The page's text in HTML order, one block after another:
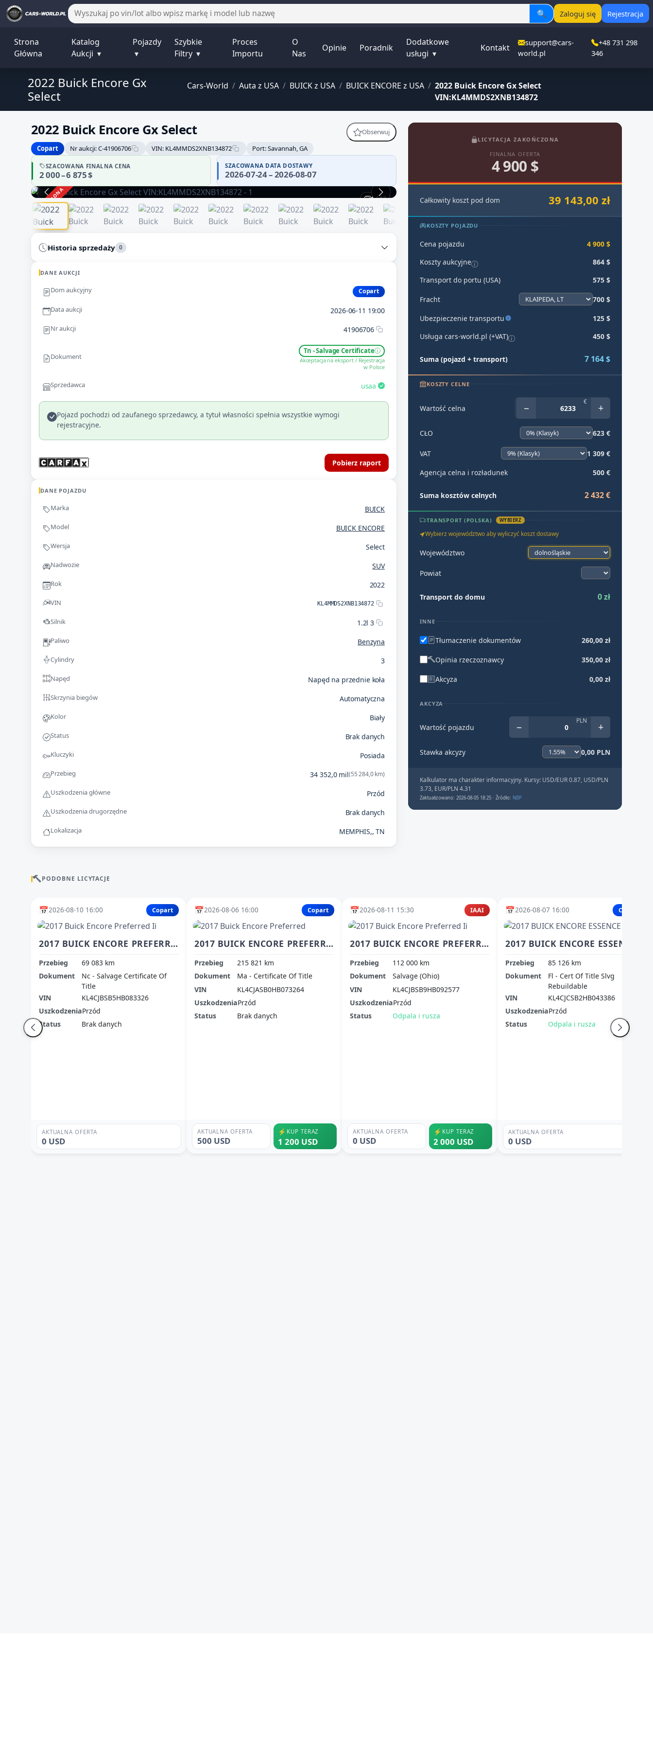
🔍 Zaloguj się Rejestracja
Strona
Główna
Katalog
Aukcji ▾
Pojazdy
▾
Szybkie
Filtry ▾
Proces
Importu
O
Nas
Opinie Poradnik
Dodatkowe
usługi ▾
Kontakt
support@cars-
world.pl
+48 731 298
346
Cars-World / Auta z USA / BUICK z USA / BUICK ENCORE z USA / 2022 Buick Encore Gx Select
VIN:KL4MMDS2XNB134872
2022 Buick Encore Gx
Select
2022 Buick Encore Gx Select
Obserwuj
Copart
Nr aukcji: C-41906706 VIN: KL4MMDS2XNB134872 Port: Savannah, GA
SZACOWANA FINALNA CENA
2 000 – 6 875 $
SZACOWANA DATA DOSTAWY
2026-07-24 – 2026-08-07
ZAKOŃCZONA 1 / 13
Historia sprzedaży 0
DANE AUKCJI
Dom aukcyjny Copart
Data aukcji 2026-06-11 19:00
Nr aukcji 41906706
Dokument
Tn - Salvage Certificate
Akceptacja na eksport / Rejestracja
w Polsce
Sprzedawca usaa
Pojazd pochodzi od zaufanego sprzedawcy, a tytuł własności spełnia wszystkie wymogi
rejestracyjne.
Pobierz raport
DANE POJAZDU
Marka BUICK
Model BUICK ENCORE
Wersja Select
Nadwozie SUV
Rok 2022
VIN KL4MMDS2XNB134872
Silnik 1.2l 3
Paliwo Benzyna
Cylindry 3
Napęd Napęd na przednie koła
Skrzynia biegów Automatyczna
Kolor Biały
Status Brak danych
Kluczyki Posiada
Przebieg 34 352,0 mil(55 284,0 km)
Uszkodzenia główne Przód
Uszkodzenia drugorzędne Brak danych
Lokalizacja MEMPHIS,, TN
LICYTACJA ZAKOŃCZONA
FINALNA OFERTA
4 900 $
Całkowity koszt pod dom 39 143,00 zł
KOSZTY POJAZDU
Cena pojazdu
4 900 $
Koszty aukcyjne
864 $
Transport do portu (USA)
575 $
Fracht 700 $
Ubezpieczenie transportu
125 $
Usługa cars-world.pl (+VAT)
450 $
Suma (pojazd + transport) 7 164 $
KOSZTY CELNE
Wartość celna − € +
CŁO 623 €
VAT 1 309 €
Agencja celna i rozładunek 500 €
Suma kosztów celnych 2 432 €
TRANSPORT (POLSKA) WYBIERZ
Wybierz województwo aby wyliczyć koszt dostawy
Województwo
Powiat
Transport do domu 0 zł
INNE
Tłumaczenie dokumentów 260,00 zł
Opinia rzeczoznawcy 350,00 zł
Akcyza 0,00 zł
AKCYZA
Wartość pojazdu − PLN +
Stawka akcyzy 0,00 PLN
Kalkulator ma charakter informacyjny. Kursy: USD/EUR 0.87, USD/PLN
3.73, EUR/PLN 4.31
Zaktualizowano: 2026-08-05 18:25 · Źródło: NBP
PODOBNE LICYTACJE
📅2026-08-10 16:00 Copart
2017 BUICK ENCORE PREFERRED II
Przebieg
69 083 km
Dokument
Nc - Salvage Certificate Of
Title
VIN
KL4CJBSB5HB083326
UszkodzeniaPrzód
Status
Brak danych
AKTUALNA OFERTA
0 USD
📅2026-08-06 16:00 Copart
2017 BUICK ENCORE PREFERRED
Przebieg
215 821 km
Dokument
Ma - Certificate Of Title
VIN
KL4CJASB0HB073264
UszkodzeniaPrzód
Status
Brak danych
AKTUALNA OFERTA
500 USD
⚡ KUP TERAZ
1 200 USD
📅2026-08-11 15:30 IAAI
2017 BUICK ENCORE PREFERRED II
Przebieg
112 000 km
Dokument
Salvage (Ohio)
VIN
KL4CJBSB9HB092577
UszkodzeniaPrzód
Status
Odpala i rusza
AKTUALNA OFERTA
0 USD
⚡ KUP TERAZ
2 000 USD
📅2026-08-07 16:00 Copart
2017 BUICK ENCORE ESSENCE
Przebieg
85 126 km
Dokument
Fl - Cert Of Title Slvg
Rebuildable
VIN
KL4CJCSB2HB043386
UszkodzeniaPrzód
Status
Odpala i rusza
AKTUALNA OFERTA
0 USD